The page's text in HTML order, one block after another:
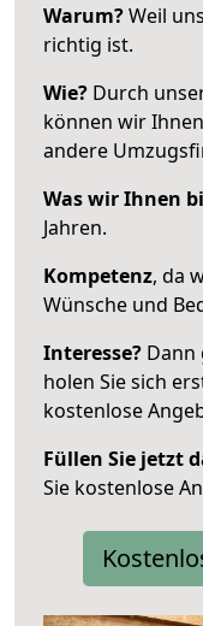
Warum?Weil
richtig ist.
Wie? Durch
können wir
andere
Was wir Ihnen
Jahren.
Kompetenz, da
Wünsche und
Interesse? Dann
holen Sie sich
kostenlose
Füllen Sie jetzt
Sie kostenlose